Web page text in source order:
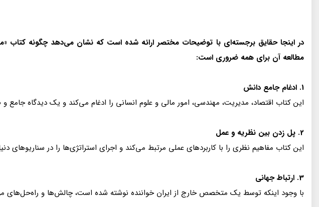
در اینجا حقایق برجسته‌ای با توضیحات مختصر ارائه شده است که نشان می‌دهد چگونه کتاب
مطالعه آن برای همه ضروری است:
1. ادغام جامع دانش
این کتاب اقتصاد، مدیریت، مهندسی، امور مالی و علوم انسانی را ادغام می‌کند و یک دیدگاه جامع
2. پل زدن بین نظریه و عمل
این کتاب مفاهیم نظری را با کاربردهای عملی مرتبط می‌کند و اجرای استراتژی‌ها را در سناریوهای
3. ارتباط جهانی
با وجود اینکه توسط یک متخصص خارج از ایران خواننده نوشته شده است، چالش‌ها و راه‌حل‌های